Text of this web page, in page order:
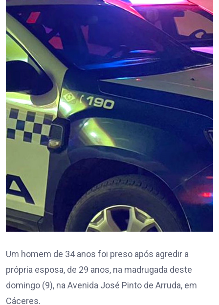
Um homem de 34 anos foi preso após agredir a
própria esposa, de 29 anos, na madrugada deste
domingo (9), na Avenida José Pinto de Arruda, em
Cáceres.